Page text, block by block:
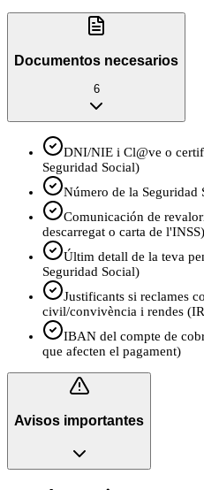
Documentos necesarios
6
DNI/NIE i Cl@ve o
Seguridad Social)
Número de la Seguridad
Comunicación de
descarregat o carta de l'INSS)
Últim detall de la teva
Seguridad Social)
Justificants si reclames
civil/convivència i rendes
IBAN del compte de
que afecten el pagament)
Avisos importantes